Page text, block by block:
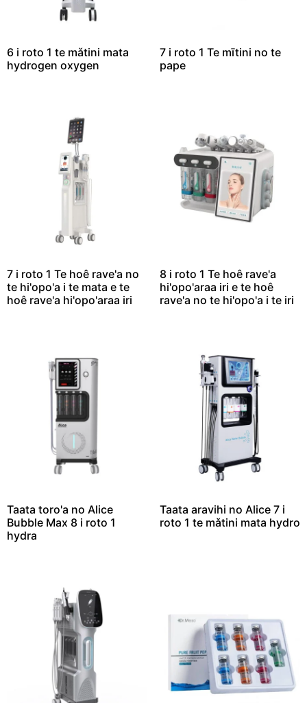
6 i roto 1 te mǎtini mata
hydrogen oxygen
7 i roto 1 Te mītini no te
pape
7 i roto 1 Te hoê rave'a no
te hi'opo'a i te mata e te
hoê rave'a hi'opo'araa iri
8 i roto 1 Te hoê rave'a
hi'opo'araa iri e te hoê
rave'a no te hi'opo'a i te iri
Taata toro'a no Alice
Bubble Max 8 i roto 1
hydra
Taata aravihi no Alice 7 i
roto 1 te mǎtini mata hydro